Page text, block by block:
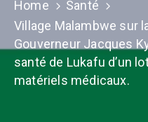
Home
Santé
Village Malambwe sur
Gouverneur Jacques
santé de Lukafu d’un
matériels médicaux.